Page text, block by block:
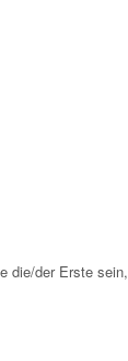
die/der Erste sein,